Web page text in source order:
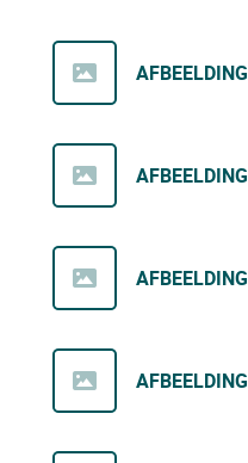
AFBEELDING
AFBEELDING
AFBEELDING
AFBEELDING